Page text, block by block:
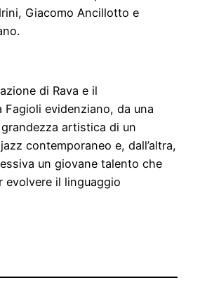
Giacomo Ancillotto e
di Rava e il
evidenziano, da una
grandezza artistica di un
contemporaneo e, dall’altra,
un giovane talento che
evolvere il linguaggio